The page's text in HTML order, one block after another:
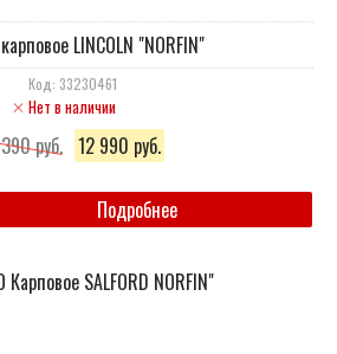
LINCOLN "NORFIN"
Код: 33230461
Нет в наличии
руб. 12 990 руб.
Подробнее